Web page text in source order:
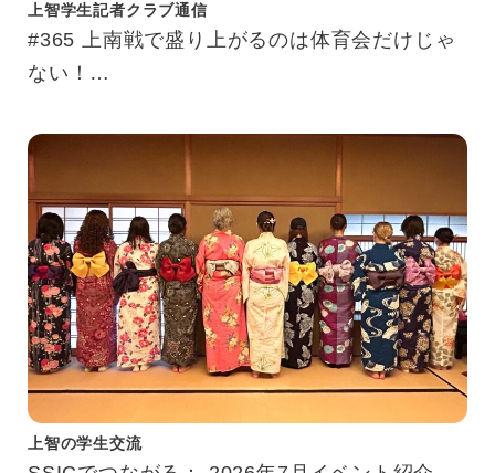
上智学生記者クラブ通信
#365 上南戦で盛り上がるのは体育会だけじゃ
ない！
上智の学生交流